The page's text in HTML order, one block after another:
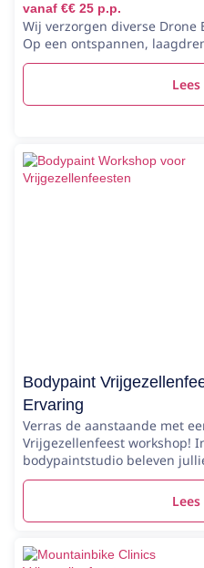
vanaf €€ 25 p.p.
Wij verzorgen diverse Drone
Op een ontspannen,
Bodypaint
Ervaring
Verras de aanstaande met
Vrijgezellenfeest workshop!
bodypaintstudio beleven